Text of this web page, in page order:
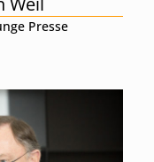
Presse